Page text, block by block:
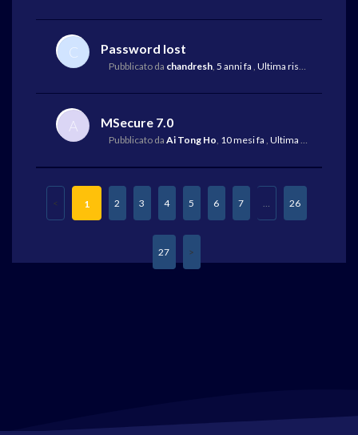
C Password lost
Pubblicato da chandresh, 5 anni fa , Ultima risposta
A MSecure 7.0
Pubblicato da Ai Tong Ho, 10 mesi fa , Ultima risposta
1 2 3 4 5 6 7 … 26
27